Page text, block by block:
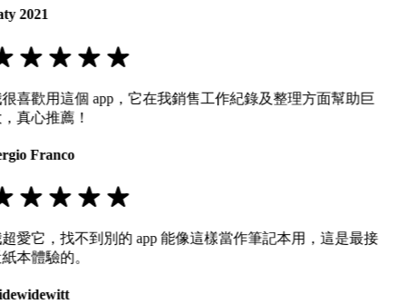
2021
喜歡用這個 app，它在我銷售工作紀錄及整理方面幫助巨
真心推薦！
Franco
愛它，找不到別的 app 能像這樣當作筆記本用，這是最接
本體驗的。